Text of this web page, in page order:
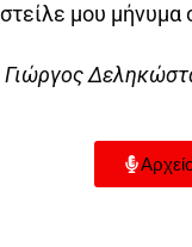
στείλε μου μήνυμα
Γιώργος